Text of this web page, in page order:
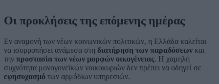
Οι προκλήσεις της επόμενης ημέρας
Εν αναμονή των νέων κοινωνικών πολιτικών, η Ελλάδα καλείται
να ισορροπήσει ανάμεσα στη διατήρηση των παραδόσεων και
την προστασία των νέων μορφών οικογένειας. Η χαμηλή
συχνότητα μονογονεϊκών νοικοκυριών δεν πρέπει να οδηγεί σε
εφησυχασμό των αρμόδιων υπηρεσιών.